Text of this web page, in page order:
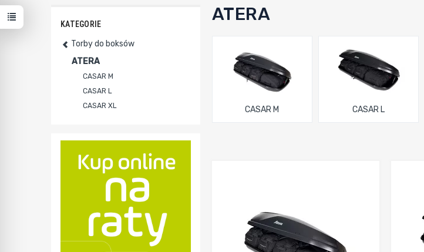
ATERA
CASAR M CASAR L
KATEGORIE
Torby do boksów
ATERA
CASAR M
CASAR L
CASAR XL